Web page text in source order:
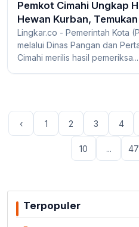
Pemkot Cimahi Ungkap
Hewan Kurban,
Lingkar.co - Pemerintah Kota
melalui Dinas Pangan dan
Cimahi merilis hasil pemeriksa...
‹ 1 2 3 4
10 ... 47
Terpopuler